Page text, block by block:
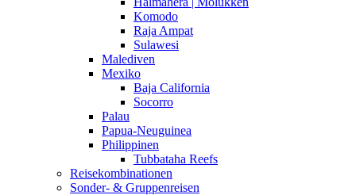
Komodo
Raja Ampat
Sulawesi
Malediven
Mexiko
Baja California
Socorro
Palau
Papua-Neuguinea
Philippinen
Tubbataha Reefs
Reisekombinationen
Sonder- & Gruppenreisen